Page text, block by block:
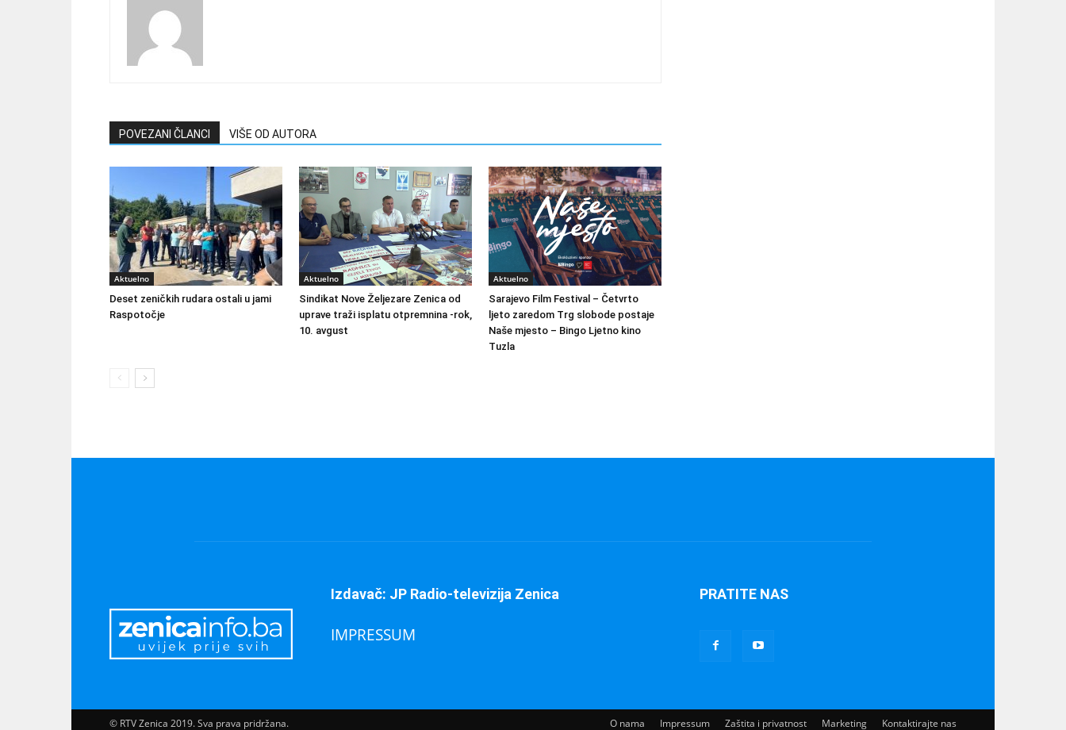
POVEZANI ČLANCI VIŠE OD AUTORA
Aktuelno
Deset zeničkih rudara ostali u jami
Raspotočje
Aktuelno
Sindikat Nove Željezare Zenica od
uprave traži isplatu otpremnina -rok,
10. avgust
Aktuelno
Sarajevo Film Festival – Četvrto
ljeto zaredom Trg slobode postaje
Naše mjesto – Bingo Ljetno kino
Tuzla
Izdavač: JP Radio-televizija Zenica
IMPRESSUM
PRATITE NAS
O nama Impressum Zaštita i privatnost Marketing Kontaktirajte nas
© RTV Zenica 2019. Sva prava pridržana.